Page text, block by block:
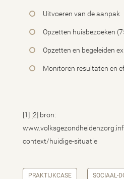
Uitvoeren van de aanpak
Opzetten huisbezoeken
Opzetten en begeleiden
Monitoren resultaten en
[1] [2] bron:
context/huidige-situatie
PRAKTIJKCASE SOCIAAL-